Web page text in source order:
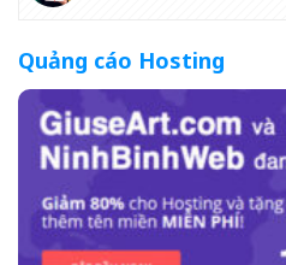
Quảng cáo Hosting